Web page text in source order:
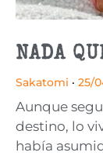
NADA
Sakatomi 25/
Aunque
destino, lo
había